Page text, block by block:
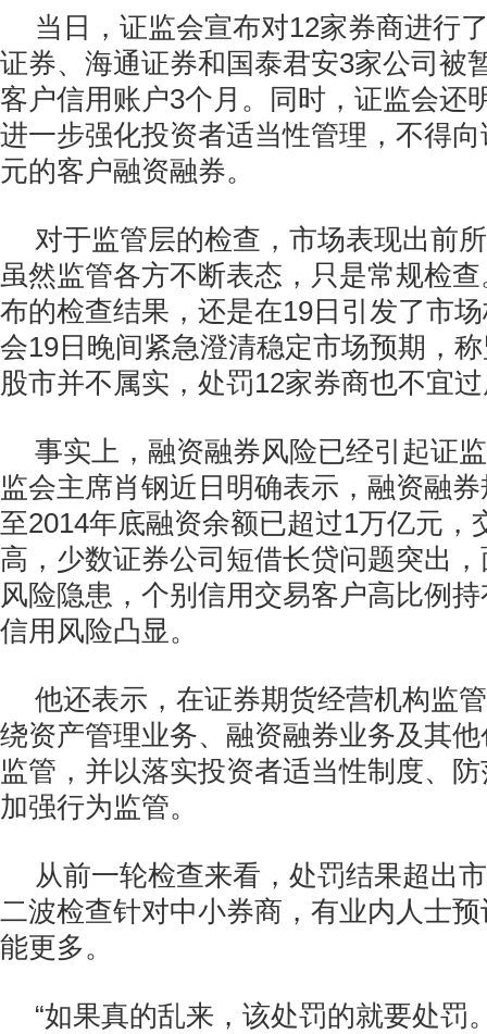
当日，证监会宣布对12家券商进行
证券、海通证券和国泰君安3家公司被
客户信用账户3个月。同时，证监会还
进一步强化投资者适当性管理，不得
元的客户融资融券。
对于监管层的检查，市场表现出前
虽然监管各方不断表态，只是常规检
布的检查结果，还是在19日引发了市
会19日晚间紧急澄清稳定市场预期，
股市并不属实，处罚12家券商也不宜
事实上，融资融券风险已经引起证
监会主席肖钢近日明确表示，融资融
至2014年底融资余额已超过1万亿元，
高，少数证券公司短借长贷问题突出
风险隐患，个别信用交易客户高比例
信用风险凸显。
他还表示，在证券期货经营机构监
绕资产管理业务、融资融券业务及其
监管，并以落实投资者适当性制度、
加强行为监管。
从前一轮检查来看，处罚结果超出
二波检查针对中小券商，有业内人士
能更多。
“如果真的乱来，该处罚的就要处罚